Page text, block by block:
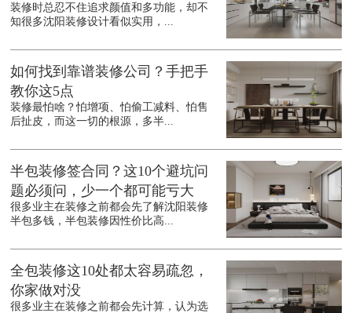
装修时总忍不住追求颜值和多功能，却不
知很多沈阳装修设计看似实用，...
如何找到靠谱装修公司？手把手
教你这5点
装修最怕啥？怕增项、怕偷工减料、怕售
后扯皮，而这一切的根源，多半...
半包装修签合同？这10个避坑问
题必须问，少一个都可能亏大
很多业主在装修之前都会先了解沈阳装修
半包多钱，半包装修因性价比高...
全包装修这10处都太容易疏忽，
你家做对没
很多业主在装修之前都会先计算，认为选